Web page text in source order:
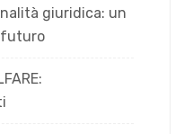
giuridica: un
futuro